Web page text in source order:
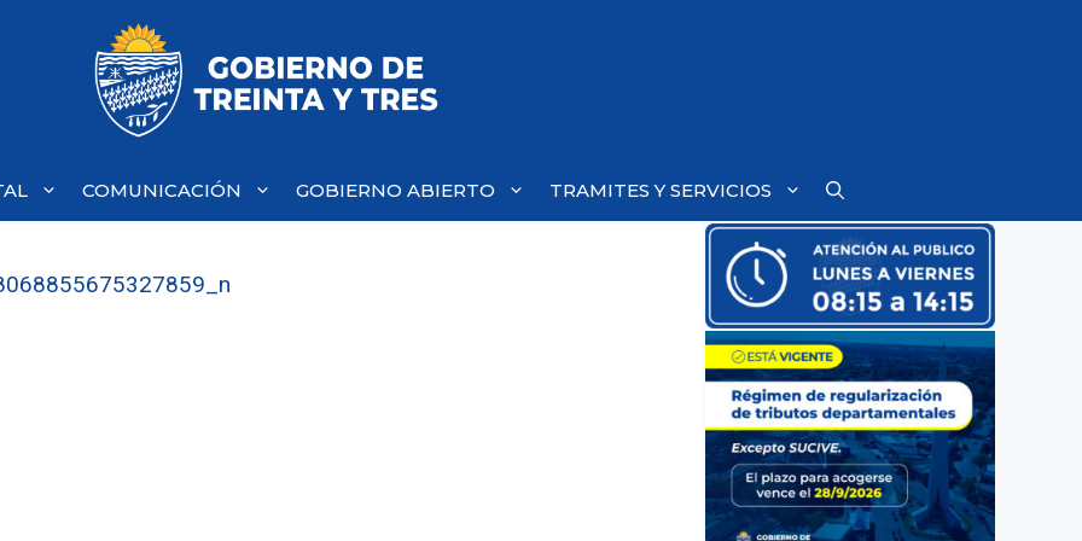
COMUNICACIÓN GOBIERNO ABIERTO TRAMITES Y SERVICIOS